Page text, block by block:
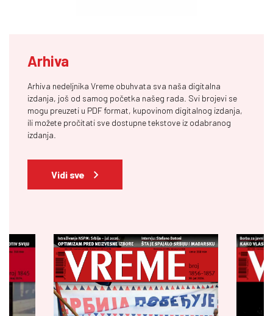
Arhiva
Arhiva nedeljnika Vreme obuhvata sva naša digitalna
izdanja, još od samog početka našeg rada. Svi brojevi se
mogu preuzeti u PDF format, kupovinom digitalnog izdanja,
ili možete pročitati sve dostupne tekstove iz odabranog
izdanja.
Vidi sve